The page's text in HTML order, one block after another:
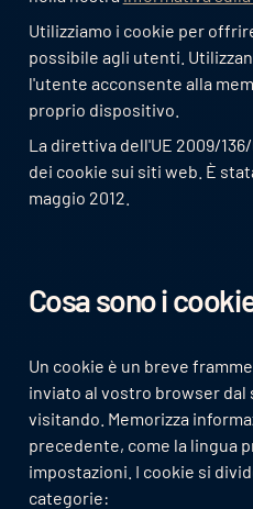
Utilizziamo i cookie per
possibile agli utenti.
l'utente acconsente alla
proprio dispositivo.
La direttiva dell'UE 2009/
dei cookie sui siti web. È
maggio 2012.
Cosa sono i
Un cookie è un breve
inviato al vostro browser dal
visitando. Memorizza
precedente, come la lingua
impostazioni. I cookie si
categorie: